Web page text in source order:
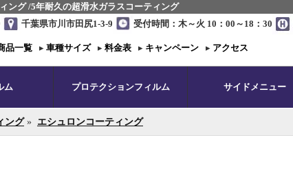
ング /5年耐久の超滑水ガラスコーティング
千葉県市川市田尻1-3-9 受付時間：木～火 10：00～18：30
品一覧 ▸ 車種サイズ ▸ 料金表 ▸ キャンペーン ▸ アクセス
ム プロテクションフィルム サイドメニュー
ング» エシュロンコーティング